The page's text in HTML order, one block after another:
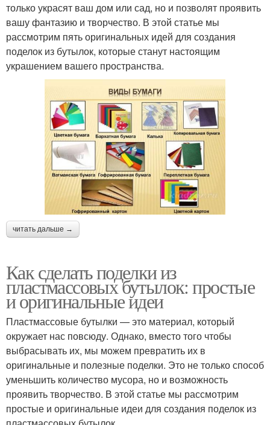
только украсят ваш дом или сад, но и позволят проявить
вашу фантазию и творчество. В этой статье мы
рассмотрим пять оригинальных идей для создания
поделок из бутылок, которые станут настоящим
украшением вашего пространства.
читать дальше →
Как сделать поделки из
пластмассовых бутылок: простые
и оригинальные идеи
Пластмассовые бутылки — это материал, который
окружает нас повсюду. Однако, вместо того чтобы
выбрасывать их, мы можем превратить их в
оригинальные и полезные поделки. Это не только способ
уменьшить количество мусора, но и возможность
проявить творчество. В этой статье мы рассмотрим
простые и оригинальные идеи для создания поделок из